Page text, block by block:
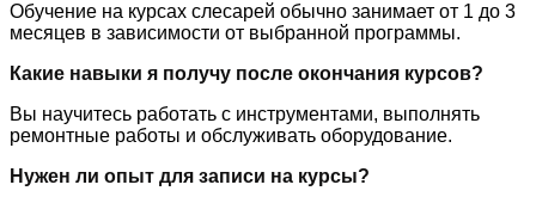
Обучение на курсах слесарей обычно занимает от 1 до 3
месяцев в зависимости от выбранной программы.
Какие навыки я получу после окончания курсов?
Вы научитесь работать с инструментами, выполнять
ремонтные работы и обслуживать оборудование.
Нужен ли опыт для записи на курсы?